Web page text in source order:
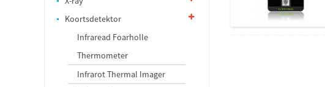
Koortsdetektor
Infraread Foarholle
Thermometer
Infrarot Thermal Imager